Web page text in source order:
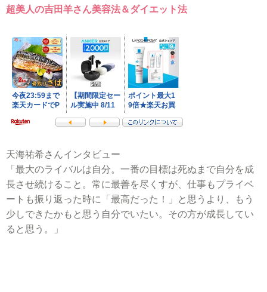
超美人の吉田羊さん美容法＆ダイエット法
天海祐希さんインタビュー
「最大のライバルは自分。一番の目標は死ぬまで自分を成
長させ続けること。常に最善を尽くすが、仕事もプライベ
ートも振り返った時に「最高だった！」と思うより、もう
少しできたかもと思う自分でいたい。その方が成長してい
ると思う。」